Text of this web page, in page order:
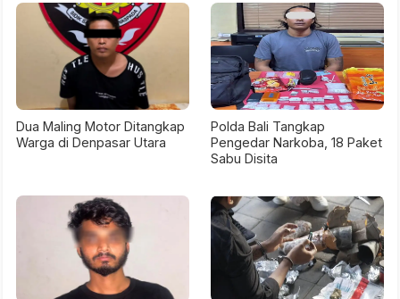
Dua Maling Motor Ditangkap
Warga di Denpasar Utara
Polda Bali Tangkap
Pengedar Narkoba, 18 Paket
Sabu Disita